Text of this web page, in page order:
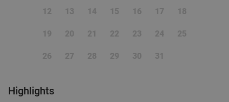
12 13 14 15 16 17 18
19 20 21 22 23 24 25
26 27 28 29 30 31
Highlights